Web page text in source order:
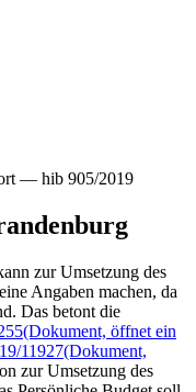
— hib 905/2019
zur Umsetzung des
Angaben machen, da
Das betont die
(Dokument, öffnet ein
19/11927(Dokument,
zur Umsetzung des